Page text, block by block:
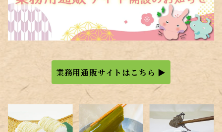
業務用通販サイトはこちら ▶